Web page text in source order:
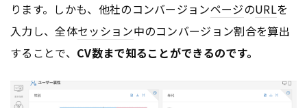
ります。しかも、他社のコンバージョンページのURLを
入力し、全体セッション中のコンバージョン割合を算出
することで、 CV数まで知ることができるのです。